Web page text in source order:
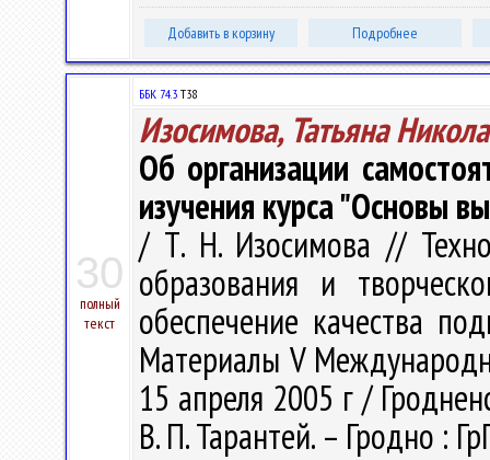
Добавить в корзину Подробнее
30
полный
текст
ББК 74.3 Т38
Изосимова, Татьяна
Об организации
изучения курса "Основы
/ Т. Н. Изосимова //
образования и
обеспечение качества
Материалы V
15 апреля 2005 г /
В. П. Тарантей. – Гродно :